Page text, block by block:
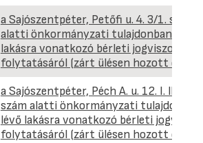
a Sajószentpéter, Petőfi u. 4. 3/1. szám
alatti önkormányzati tulajdonban lévő
lakásra vonatkozó bérleti jogviszony
folytatásáról (zárt ülésen hozott
a Sajószentpéter, Péch A. u. 12. I. lh. 3/4.
szám alatti önkormányzati tulajdonban
lévő lakásra vonatkozó bérleti
folytatásáról (zárt ülésen hozott